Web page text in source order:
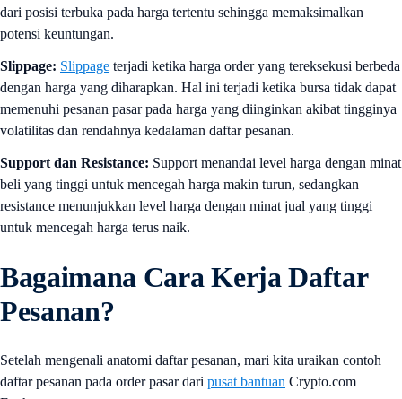
dari posisi terbuka pada harga tertentu sehingga memaksimalkan
potensi keuntungan.
Slippage: Slippage terjadi ketika harga order yang tereksekusi berbeda
dengan harga yang diharapkan. Hal ini terjadi ketika bursa tidak dapat
memenuhi pesanan pasar pada harga yang diinginkan akibat tingginya
volatilitas dan rendahnya kedalaman daftar pesanan.
Support dan Resistance: Support menandai level harga dengan minat
beli yang tinggi untuk mencegah harga makin turun, sedangkan
resistance menunjukkan level harga dengan minat jual yang tinggi
untuk mencegah harga terus naik.
Bagaimana Cara Kerja Daftar
Pesanan?
Setelah mengenali anatomi daftar pesanan, mari kita uraikan contoh
daftar pesanan pada order pasar dari pusat bantuan Crypto.com